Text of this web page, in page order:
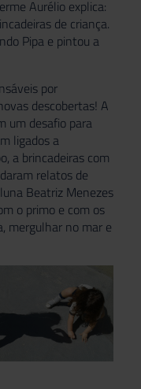
Aurélio explica:
de criança.
Pipa e pintou a
por
descobertas! A
um desafio para
ligados a
a brincadeiras com
relatos de
Beatriz Menezes
o primo e com os
mergulhar no mar e